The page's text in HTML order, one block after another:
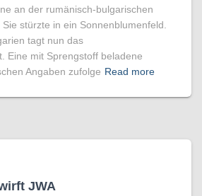
an der rumänisch-bulgarischen
stürzte in ein Sonnenblumenfeld.
tagt nun das
Eine mit Sprengstoff beladene
Angaben zufolge Read more
JWA